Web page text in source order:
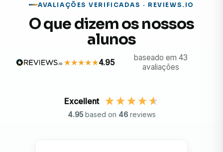
AVALIAÇÕES VERIFICADAS · REVIEWS.IO
O que dizem os nossos
alunos
4.95
baseado em 43
avaliações
Excellent
4.95 based on 46 reviews